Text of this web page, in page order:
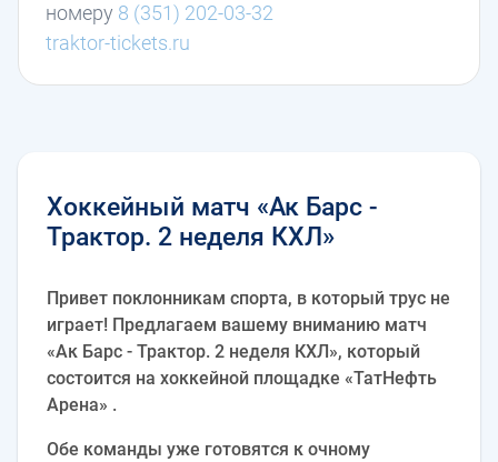
traktor-tickets.ru
номеру 8 (351) 202-03-32
Хоккейный матч «Ак Барс -
Трактор. 2 неделя КХЛ»
Привет поклонникам спорта, в который трус не
играет! Предлагаем вашему вниманию матч
«Ак Барс - Трактор. 2 неделя КХЛ», который
состоится на хоккейной площадке «ТатНефть
Арена» .
Обе команды уже готовятся к очному